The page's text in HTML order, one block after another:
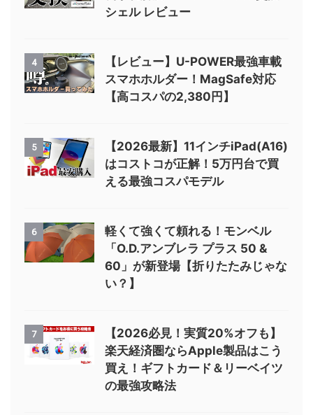
シェル レビュー
4
【レビュー】U-POWER最強車載
スマホホルダー！MagSafe対応
【高コスパの2,380円】
5
【2026最新】11インチiPad(A16)
はコストコが正解！5万円台で買
える最強コスパモデル
6
軽くて強くて頼れる！モンベル
「O.D.アンブレラ プラス 50 &
60」が新登場【折りたたみじゃな
い？】
7
【2026必見！実質20%オフも】
楽天経済圏ならApple製品はこう
買え！ギフトカード＆リーベイツ
の最強攻略法